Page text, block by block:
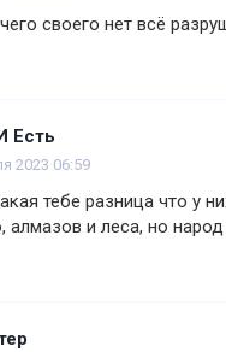
своего нет всё
Есть
2023 06:59
тебе разница что у
алмазов и леса, но